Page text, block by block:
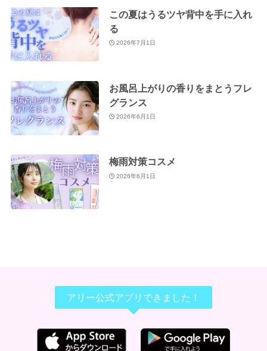
この夏はうるツヤ背中を手に入れ
る
2026年7月1日
お風呂上がりの香りをまとうフレ
グランス
2026年6月1日
梅雨対策コスメ
2026年6月1日
アリー公式アプリできました！